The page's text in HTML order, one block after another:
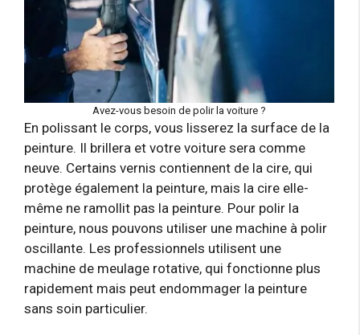
Avez-vous besoin de polir la voiture ?
En polissant le corps, vous lisserez la surface de la
peinture. Il brillera et votre voiture sera comme
neuve. Certains vernis contiennent de la cire, qui
protège également la peinture, mais la cire elle-
même ne ramollit pas la peinture. Pour polir la
peinture, nous pouvons utiliser une machine à polir
oscillante. Les professionnels utilisent une
machine de meulage rotative, qui fonctionne plus
rapidement mais peut endommager la peinture
sans soin particulier.